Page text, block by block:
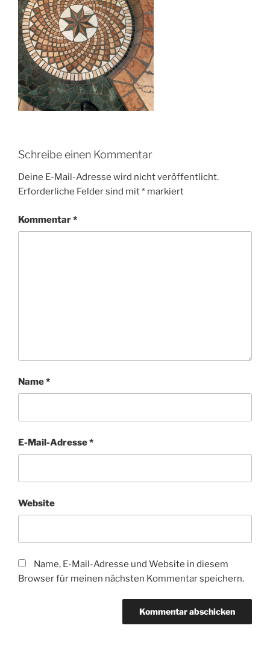
Schreibe einen Kommentar
Deine E-Mail-Adresse wird nicht veröffentlicht.
Erforderliche Felder sind mit* markiert
Kommentar*
Name*
E-Mail-Adresse*
Website
Name, E-Mail-Adresse und Website in diesem
Browser für meinen nächsten Kommentar speichern.